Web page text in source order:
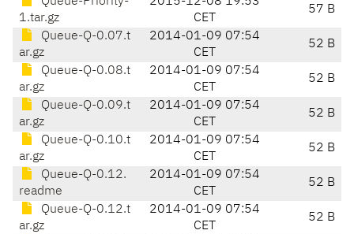
1.tar.gz
CET
57 B
Queue-Q-0.07.t
ar.gz
2014-01-09 07:54
CET
52 B
Queue-Q-0.08.t
ar.gz
2014-01-09 07:54
CET
52 B
Queue-Q-0.09.t
ar.gz
2014-01-09 07:54
CET
52 B
Queue-Q-0.10.t
ar.gz
2014-01-09 07:54
CET
52 B
Queue-Q-0.12.
readme
2014-01-09 07:54
CET
52 B
Queue-Q-0.12.t
ar.gz
2014-01-09 07:54
CET
52 B